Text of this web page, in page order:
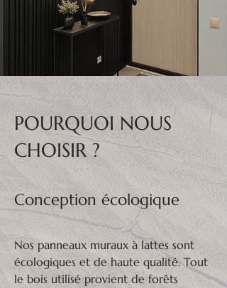
POURQUOI NOUS
CHOISIR ?
Conception écologique
Nos panneaux muraux à lattes sont
écologiques et de haute qualité. Tout
le bois utilisé provient de forêts